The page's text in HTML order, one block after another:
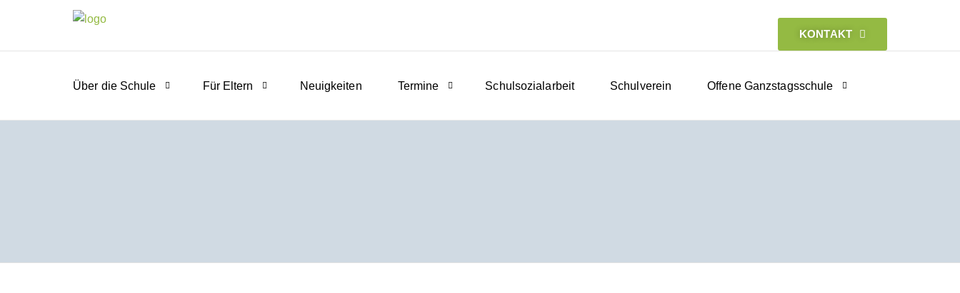
KONTAKT
Über die Schule Für Eltern Neuigkeiten Termine Schulsozialarbeit Schulverein Offene Ganzstagsschule